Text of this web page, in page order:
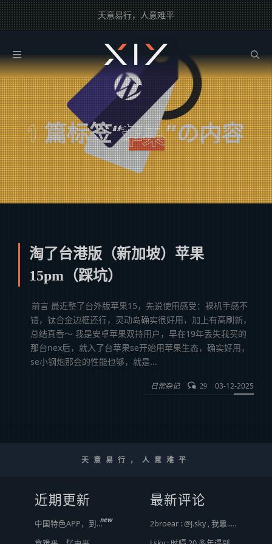
天意易行，人意难平
2BROEAR の 苹果 Tag
1篇标签“苹果”の内容
淘了台港版（新加坡）苹果
15pm（踩坑）
前言 最近整了台外版苹果15，先说使用感受：裸机手感不
错，钛合金边框还行，灵动岛确实很好用，加上有高刷新，
总结真香～ 我是安卓苹果双持用户，早在19年丢失我买的
那台nex后，就入了台苹果se开始用苹果生态，确实好用，
se小钢炮那会的性能也够，就是...
日常杂记 29 03-12-2025
天意易行，人意难平
近期更新
中国特色APP，到底谁来治？new
最新评论
2broear : @J.sky , 我靠.. 心情复杂 [ Emoji Image ]